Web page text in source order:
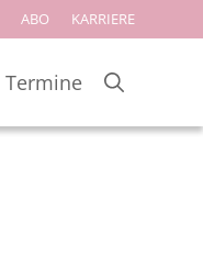
ABO KARRIERE
Termine